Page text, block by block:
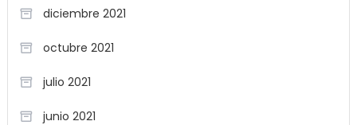
diciembre 2021
octubre 2021
julio 2021
junio 2021